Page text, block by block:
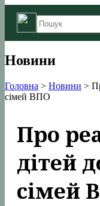
Новини
Головна > Новини >
сімей ВПО
Про
дітей
сімей